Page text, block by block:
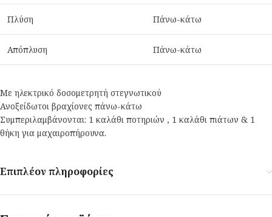
Πλύση Πάνω-κάτω
Απόπλυση Πάνω-κάτω
Με ηλεκτρικό δοσομετρητή στεγνωτικού
Ανοξείδωτοι βραχίονες πάνω-κάτω
Συμπεριλαμβάνονται: 1 καλάθι ποτηριών , 1 καλάθι πιάτων & 1
θήκη για μαχαιροπήρουνα.
Επιπλέον πληροφορίες